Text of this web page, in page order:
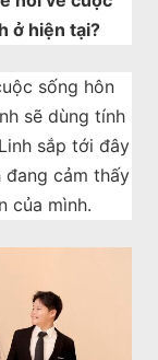
ở hiện tại?
sống hôn
sẽ dùng tính
sắp tới đây
đang cảm thấy
của mình.